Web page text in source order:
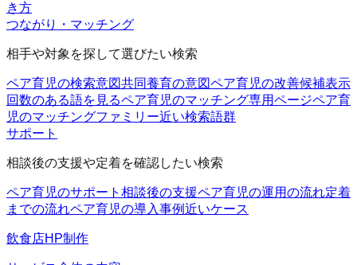
き方
つながり・マッチング
相手や対象を探して選びたい検索
ペア育児の検索意図共同養育の意図ペア育児の改善候補表示
回数のある語を見るペア育児のマッチング専用ページペア育
児のマッチングファミリー近い検索語群
サポート
相談後の支援や定着を確認したい検索
ペア育児のサポート 相談後の支援ペア育児の運用の流れ定着
までの流れペア育児の導入事例近いケース
飲食店HP制作